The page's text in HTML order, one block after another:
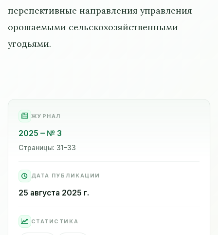
перспективные направления управления
орошаемыми сельскохозяйственными
угодьями.
ЖУРНАЛ
2025 № 3
Страницы: 31–33
ДАТА ПУБЛИКАЦИИ
25 августа 2025 г.
СТАТИСТИКА